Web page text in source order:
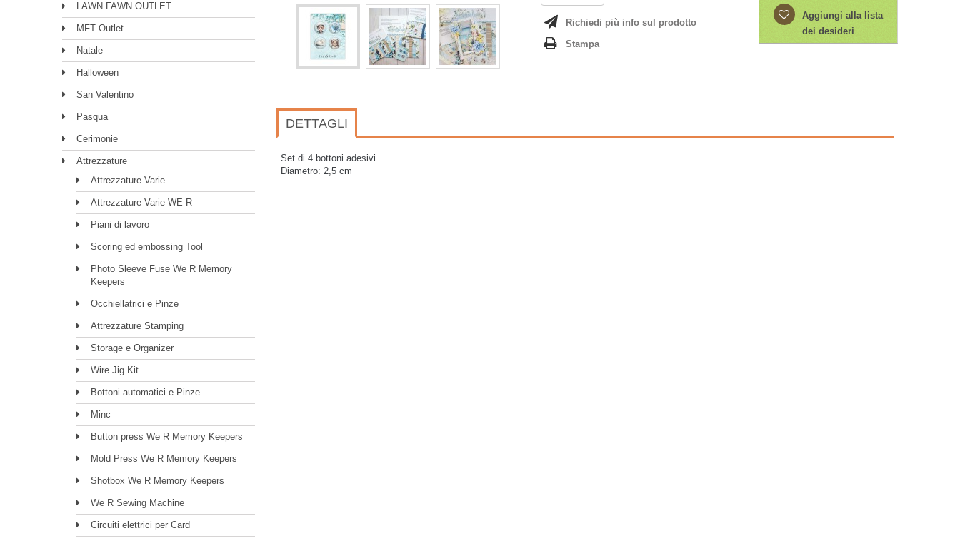
LAWN FAWN OUTLET
MFT Outlet
Natale
Halloween
San Valentino
Pasqua
Cerimonie
Attrezzature
Attrezzature Varie
Attrezzature Varie WE R
Piani di lavoro
Scoring ed embossing Tool
Photo Sleeve Fuse We R Memory
Keepers
Occhiellatrici e Pinze
Attrezzature Stamping
Storage e Organizer
Wire Jig Kit
Bottoni automatici e Pinze
Minc
Button press We R Memory Keepers
Mold Press We R Memory Keepers
Shotbox We R Memory Keepers
We R Sewing Machine
Circuiti elettrici per Card
Richiedi più info sul prodotto
Stampa
Aggiungi alla lista
dei desideri
DETTAGLI
Set di 4 bottoni adesivi
Diametro: 2,5 cm